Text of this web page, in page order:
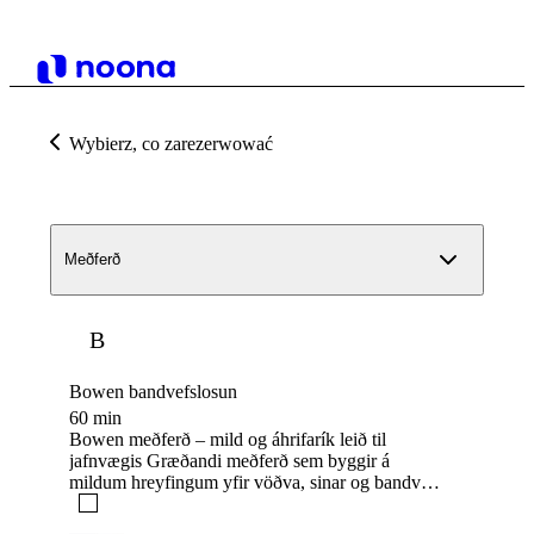
Wybierz, co zarezerwować
Meðferð
B
Bowen bandvefslosun
60 min
Bowen meðferð – mild og áhrifarík leið til
jafnvægis Græðandi meðferð sem byggir á
mildum hreyfingum yfir vöðva, sinar og bandvef